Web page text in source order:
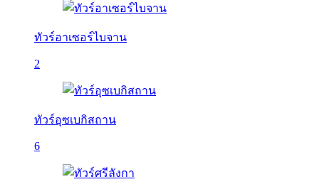
ทัวร์อาเซอร์ไบจาน
2
ทัวร์อุซเบกิสถาน
6